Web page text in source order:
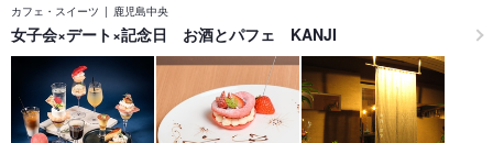
カフェ・スイーツ 鹿児島中央
女子会×デート×記念日 お酒とパフェ KANJI